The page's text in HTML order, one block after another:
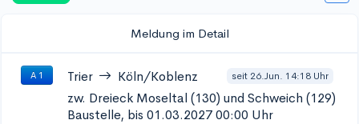
Meldung im Detail
A 1 Trier Köln/Koblenz seit 26.Jun. 14:18 Uhr
zw. Dreieck Moseltal (130) und Schweich (129)
Baustelle, bis 01.03.2027 00:00 Uhr